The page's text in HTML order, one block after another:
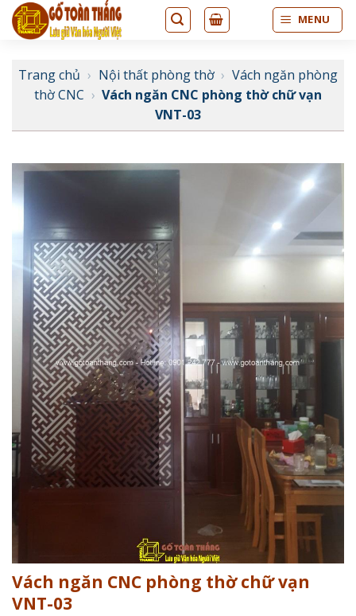
Bỏ
qua
dung
MENU
Trang chủ › Nội thất phòng thờ › Vách ngăn phòng
thờ CNC › Vách ngăn CNC phòng thờ chữ vạn
VNT-03
Vách ngăn CNC phòng thờ chữ vạn
VNT-03